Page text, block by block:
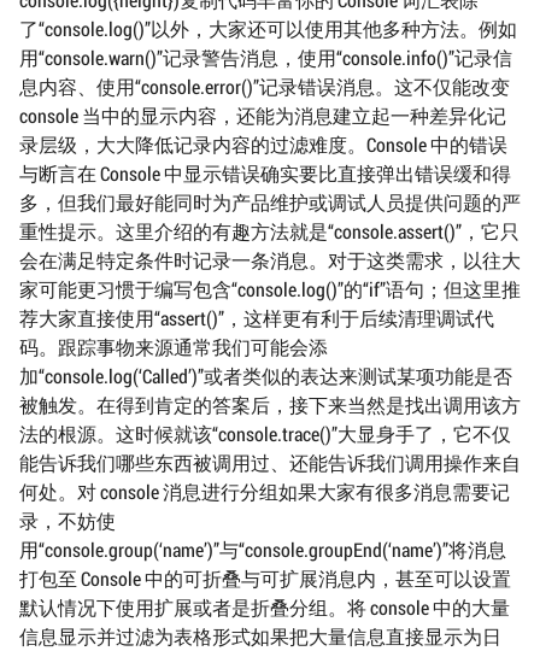
了“console.log()”以外，大家还可以使用其他多种方法。例如
用“console.warn()”记录警告消息，使用“console.info()”记录信
息内容、使用“console.error()”记录错误消息。这不仅能改变
console 当中的显示内容，还能为消息建立起一种差异化记
录层级，大大降低记录内容的过滤难度。Console 中的错误
与断言在 Console 中显示错误确实要比直接弹出错误缓和得
多，但我们最好能同时为产品维护或调试人员提供问题的严
重性提示。这里介绍的有趣方法就是“console.assert()”，它只
会在满足特定条件时记录一条消息。对于这类需求，以往大
家可能更习惯于编写包含“console.log()”的“if”语句；但这里推
荐大家直接使用“assert()”，这样更有利于后续清理调试代
码。跟踪事物来源通常我们可能会添
加“console.log(‘Called’)”或者类似的表达来测试某项功能是否
被触发。在得到肯定的答案后，接下来当然是找出调用该方
法的根源。这时候就该“console.trace()”大显身手了，它不仅
能告诉我们哪些东西被调用过、还能告诉我们调用操作来自
何处。对 console 消息进行分组如果大家有很多消息需要记
录，不妨使
用“console.group(‘name’)”与“console.groupEnd(‘name’)”将消息
打包至 Console 中的可折叠与可扩展消息内，甚至可以设置
默认情况下使用扩展或者是折叠分组。将 console 中的大量
信息显示并过滤为表格形式如果把大量信息直接显示为日